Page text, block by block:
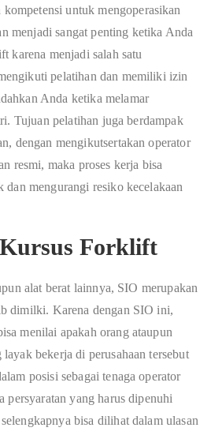
untuk mengoperasikan
menjadi sangat penting ketika Anda
menjadi salah satu
pelatihan dan memiliki izin
Anda ketika melamar
Tujuan pelatihan juga berdampak
dengan mengikutsertakan operator
resmi, maka proses kerja bisa
dan mengurangi resiko kecelakaan
Forklift
alat berat lainnya, SIO merupakan
dimilki. Karena dengan SIO ini,
menilai apakah orang ataupun
bekerja di perusahaan tersebut
posisi sebagai tenaga operator
yang harus dipenuhi
bisa dilihat dalam ulasan